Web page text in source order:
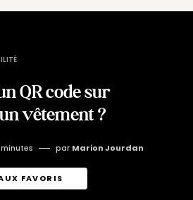
QR code sur
vêtement ?
par Marion Jourdan
FAVORIS